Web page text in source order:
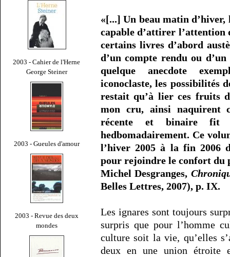
2003 - Cahier de l'Herne
George Steiner
2003 - Gueules d'amour
2003 - Revue des deux
mondes
«[...] Un beau matin
capable d’attirer l’attention
certains livres d’abord
d’un compte rendu ou
quelque anecdote
iconoclaste, les possibilités
restait qu’à lier ces fruits
mon cru, ainsi naquirent
récente et binaire
hedbomadairement. Ce
l’hiver 2005 à la fin 2006
pour rejoindre le confort du
Michel Desgranges,
Belles Lettres, 2007), p. IX.
Les ignares sont toujours
surpris que pour l’homme
culture soit la vie, qu’elles
deux en une union étroite